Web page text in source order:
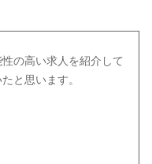
の高い求人を紹介して
と思います。